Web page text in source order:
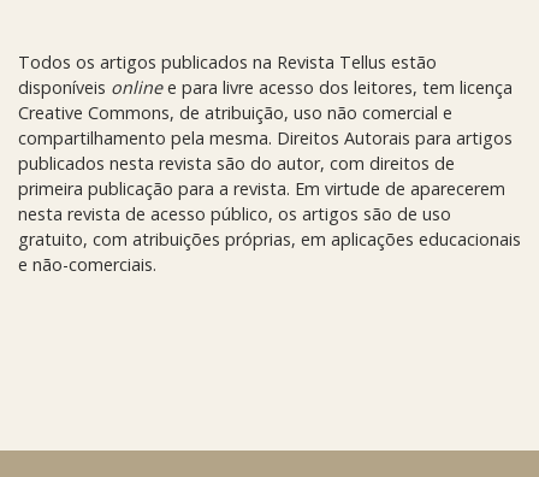
Todos os artigos publicados na Revista Tellus estão
disponíveis onlinee para livre acesso dos leitores, tem licença
Creative Commons, de atribuição, uso não comercial e
compartilhamento pela mesma. Direitos Autorais para artigos
publicados nesta revista são do autor, com direitos de
primeira publicação para a revista. Em virtude de aparecerem
nesta revista de acesso público, os artigos são de uso
gratuito, com atribuições próprias, em aplicações educacionais
e não-comerciais.